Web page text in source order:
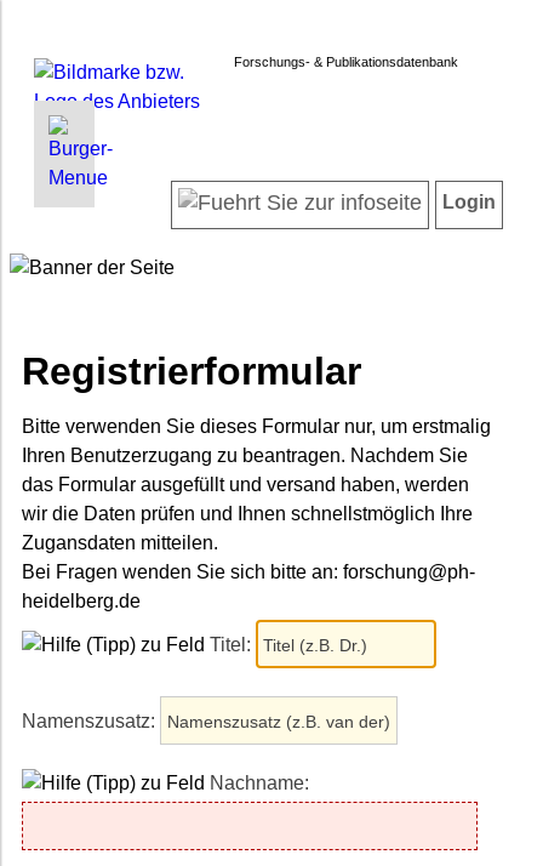
Forschungs- & Publikationsdatenbank
INFORMATIONEN | SUCHEN
Forschendenverzeichnis
FAQ
Newsletter
Datenschutz
Barrierefreiheit
LOGIN
Login
Registrierformular
Bitte verwenden Sie dieses Formular nur, um erstmalig
Ihren Benutzerzugang zu beantragen. Nachdem Sie
das Formular ausgefüllt und versand haben, werden
wir die Daten prüfen und Ihnen schnellstmöglich Ihre
Zugansdaten mitteilen.
Bei Fragen wenden Sie sich bitte an: forschung@ph-
heidelberg.de
Titel:
Namenszusatz:
Nachname: